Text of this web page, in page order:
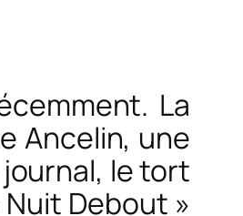
La
Ancelin, une
le tort
Debout »